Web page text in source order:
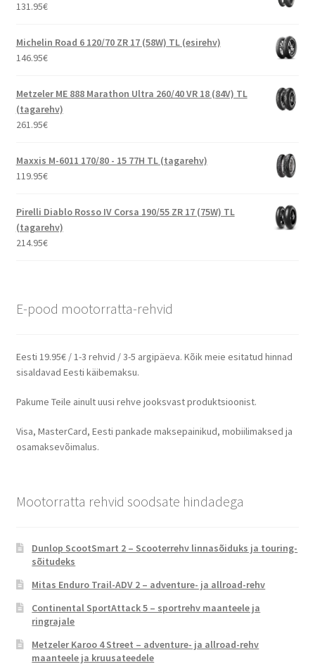
131.95€
Michelin Road 6 120/70 ZR 17 (58W) TL (esirehv)
146.95€
Metzeler ME 888 Marathon Ultra 260/40 VR 18 (84V) TL
(tagarehv)
261.95€
Maxxis M-6011 170/80 - 15 77H TL (tagarehv)
119.95€
Pirelli Diablo Rosso IV Corsa 190/55 ZR 17 (75W) TL
(tagarehv)
214.95€
E-pood mootorratta-rehvid
Eesti 19.95€ / 1-3 rehvid / 3-5 argipäeva. Kõik meie esitatud hinnad
sisaldavad Eesti käibemaksu.
Pakume Teile ainult uusi rehve jooksvast produktsioonist.
Visa, MasterCard, Eesti pankade maksepainikud, mobiilimaksed ja
osamaksevõimalus.
Mootorratta rehvid soodsate hindadega
Dunlop ScootSmart 2 – Scooterrehv linnasõiduks ja touring-
sõitudeks
Mitas Enduro Trail-ADV 2 – adventure- ja allroad-rehv
Continental SportAttack 5 – sportrehv maanteele ja
ringrajale
Metzeler Karoo 4 Street – adventure- ja allroad-rehv
maanteele ja kruusateedele